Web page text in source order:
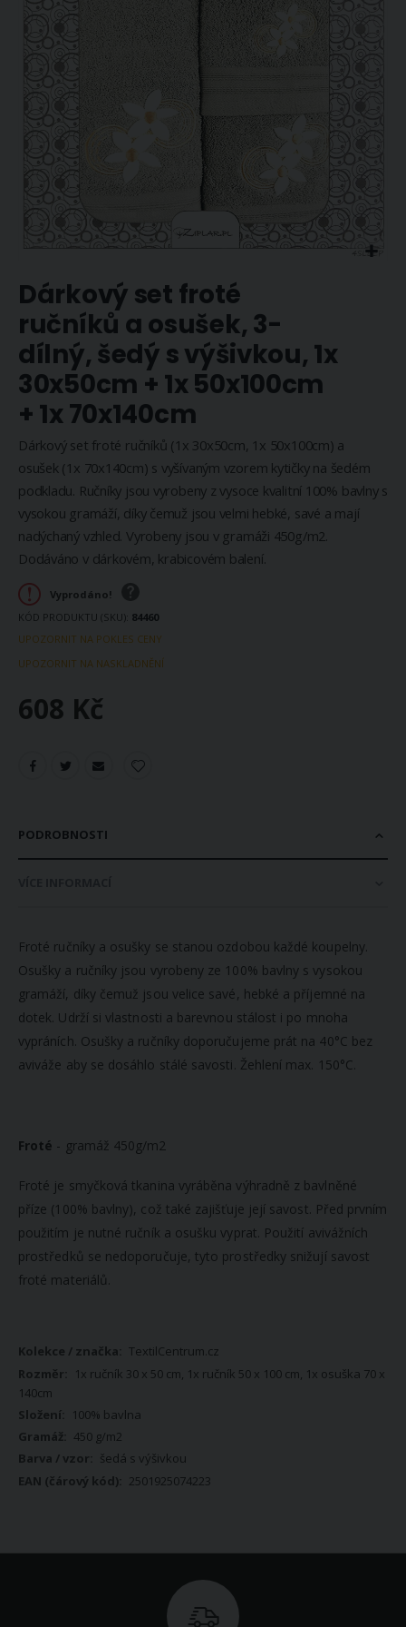
na
začátek
galerie
s
obrázky
Dárkový set froté
ručníků a osušek, 3-
dílný, šedý s výšivkou, 1x
30x50cm + 1x 50x100cm
+ 1x 70x140cm
Dárkový set froté ručníků (1x 30x50cm, 1x 50x100cm) a
osušek (1x 70x140cm) s vyšívaným vzorem kytičky na šedém
podkladu. Ručníky jsou vyrobeny z vysoce kvalitní 100% bavlny s
vysokou gramáží, díky čemuž jsou velmi hebké, savé a mají
nadýchaný vzhled. Vyrobeny jsou v gramáži 450g/m2.
Dodáváno v dárkovém, krabicovém balení.
Vyprodáno!
KÓD PRODUKTU (SKU) 84460
UPOZORNIT NA POKLES CENY
UPOZORNIT NA NASKLADNĚNÍ
608 Kč
PODROBNOSTI
Froté ručníky a osušky se stanou ozdobou každé koupelny.
Osušky a ručníky jsou vyrobeny ze 100% bavlny s vysokou
gramáží, díky čemuž jsou velice savé, hebké a příjemné na
dotek. Udrží si vlastnosti a barevnou stálost i po mnoha
vypráních. Osušky a ručníky doporučujeme prát na 40°C bez
aviváže aby se dosáhlo stálé savosti. Žehlení max. 150°C.
Froté - gramáž 450g/m2
Froté je smyčková tkanina vyráběna výhradně z bavlněné
příze (100% bavlny), což také zajišťuje její savost. Před prvním
použitím je nutné ručník a osušku vyprat. Použití avivážních
prostředků se nedoporučuje, tyto prostředky snižují savost
froté materiálů.
Více
informací
TextilCentrum.cz
1x ručník 30 x 50 cm, 1x ručník 50 x 100 cm, 1x osuška 70 x
140cm
100% bavlna
450 g/m2
šedá s výšivkou
2501925074223